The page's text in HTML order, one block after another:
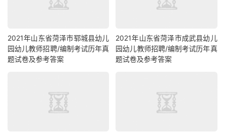
2021年山东省菏泽市郓城县幼儿
园幼儿教师招聘/编制考试历年真
题试卷及参考答案
2021年山东省菏泽市成武县幼儿
园幼儿教师招聘/编制考试历年真
题试卷及参考答案